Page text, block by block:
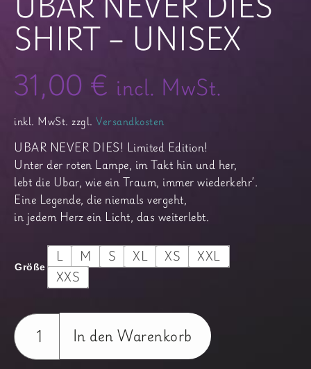
SHIRT – UNISEX
31,00 € incl. MwSt.
inkl. MwSt. zzgl. Versandkosten
UBAR NEVER DIES! Limited Edition!
Unter der roten Lampe, im Takt hin und her,
lebt die Ubar, wie ein Traum, immer wiederkehr’.
Eine Legende, die niemals vergeht,
in jedem Herz ein Licht, das weiterlebt.
Größe
L M S XL XS
XXL
XXS
UBAR
Never
Dies
Shirt
In den Warenkorb